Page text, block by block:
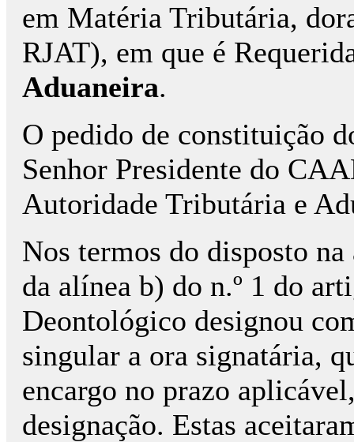
em Matéria Tributária,
RJAT), em que é
Aduaneira.
O pedido de constituição
Senhor Presidente do
Autoridade Tributária e
Nos termos do disposto
da alínea b) do n.º 1 do
Deontológico designou
singular a ora signatária,
encargo no prazo
designação. Estas